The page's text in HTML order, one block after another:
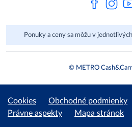
Ponuky a ceny sa môžu v
© METRO
Cookies Obchodné podmienky
Právne aspekty
Mapa stránok